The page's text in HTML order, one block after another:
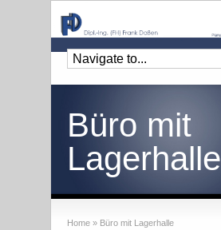
Büro mit
Lagerhalle
Home » Büro mit Lagerhalle